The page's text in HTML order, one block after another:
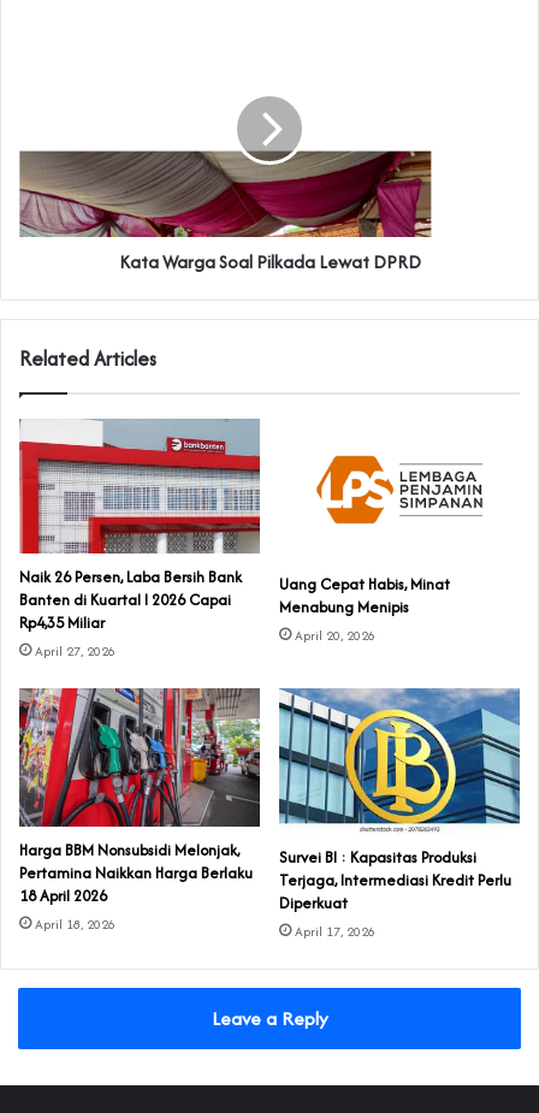
Kata Warga Soal Pilkada Lewat DPRD
Related Articles
Naik 26 Persen, Laba Bersih Bank
Banten di Kuartal I 2026 Capai
Rp4,35 Miliar
April 27, 2026
Uang Cepat Habis, Minat
Menabung Menipis
April 20, 2026
Harga BBM Nonsubsidi Melonjak,
Pertamina Naikkan Harga Berlaku
18 April 2026
April 18, 2026
Survei BI : Kapasitas Produksi
Terjaga, Intermediasi Kredit Perlu
Diperkuat
April 17, 2026
Leave a Reply